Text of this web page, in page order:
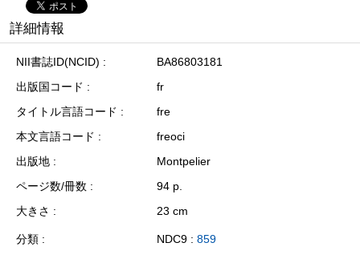
詳細情報
NII書誌ID(NCID)
BA86803181
出版国コード
fr
タイトル言語コード
fre
本文言語コード
freoci
出版地
Montpelier
ページ数/冊数
94 p.
大きさ
23 cm
分類 NDC9 : 859